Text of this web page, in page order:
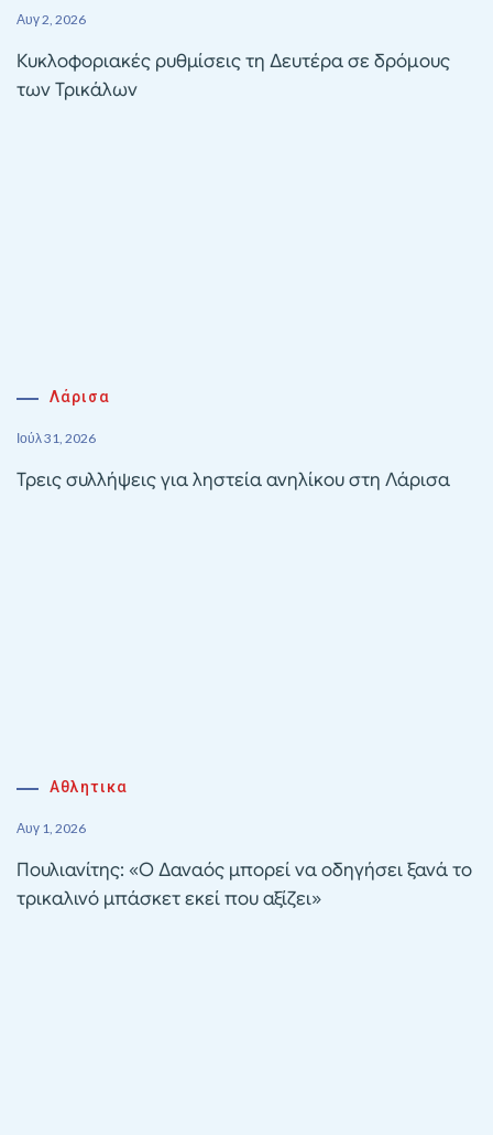
Αυγ 2, 2026
Κυκλοφοριακές ρυθμίσεις τη Δευτέρα σε δρόμους
των Τρικάλων
Λάρισα
Ιούλ 31, 2026
Τρεις συλλήψεις για ληστεία ανηλίκου στη Λάρισα
Αθλητικα
Αυγ 1, 2026
Πουλιανίτης: «Ο Δαναός μπορεί να οδηγήσει ξανά το
τρικαλινό μπάσκετ εκεί που αξίζει»